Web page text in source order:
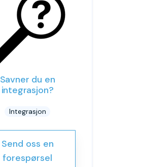
Savner du en
integrasjon?
Integrasjon
Send oss en
forespørsel